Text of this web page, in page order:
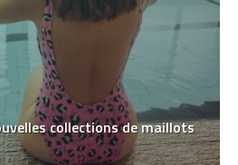
collections de maillots